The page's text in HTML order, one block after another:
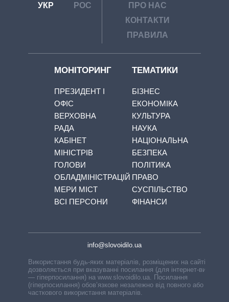
УКР РОС
ПРО НАС
КОНТАКТИ
ПРАВИЛА
МОНІТОРИНГ
ПРЕЗИДЕНТ І
ОФІС
ВЕРХОВНА
РАДА
КАБІНЕТ
МІНІСТРІВ
ГОЛОВИ
ОБЛАДМІНІСТРАЦІЙ
МЕРИ МІСТ
ВСІ ПЕРСОНИ
ТЕМАТИКИ
БІЗНЕС
ЕКОНОМІКА
КУЛЬТУРА
НАУКА
НАЦІОНАЛЬНА
БЕЗПЕКА
ПОЛІТИКА
ПРАВО
СУСПІЛЬСТВО
ФІНАНСИ
info@slovoidilo.ua
Використання будь-яких матеріалів, розміщених на сайті,
дозволяється при вказуванні посилання (для інтернет-видань
— гіперпосилання) на www.slovoidilo.ua. Посилання
(гіперпосилання) обов’язкове незалежно від повного або
часткового використання матеріалів.